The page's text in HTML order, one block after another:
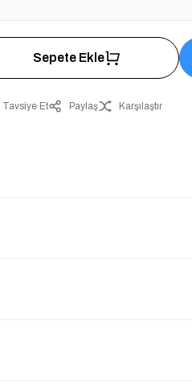
Sepete Ekle
Tavsiye Et Paylaş Karşılaştır